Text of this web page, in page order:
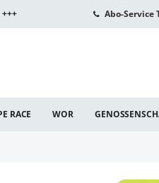
Abo-Service
RACE WOR